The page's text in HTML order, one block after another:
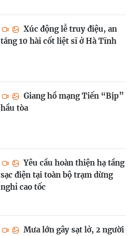
Xúc động lễ truy điệu, an
táng 10 hài cốt liệt sĩ ở Hà Tĩnh
Giang hồ mạng Tiến “Bịp”
hầu tòa
Yêu cầu hoàn thiện hạ tầng
sạc điện tại toàn bộ trạm dừng
nghỉ cao tốc
Mưa lớn gây sạt lở, 2 người